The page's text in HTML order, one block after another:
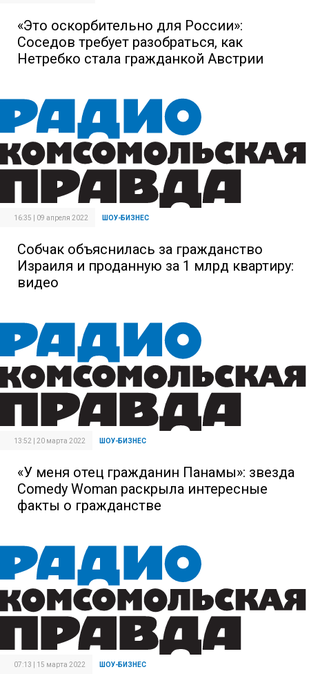
«Это оскорбительно для России»:
Соседов требует разобраться, как
Нетребко стала гражданкой Австрии
16:35 | 09 апреля 2022 ШОУ-БИЗНЕС
Собчак объяснилась за гражданство
Израиля и проданную за 1 млрд квартиру:
видео
13:52 | 20 марта 2022 ШОУ-БИЗНЕС
«У меня отец гражданин Панамы»: звезда
Comedy Woman раскрыла интересные
факты о гражданстве
07:13 | 15 марта 2022 ШОУ-БИЗНЕС